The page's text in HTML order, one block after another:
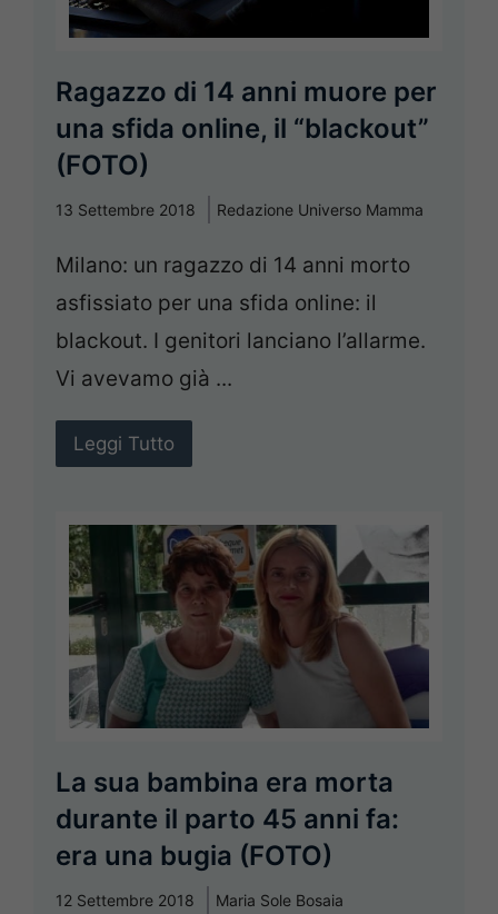
Ragazzo di 14 anni muore per
una sfida online, il “blackout”
(FOTO)
13 Settembre 2018 Redazione Universo Mamma
Milano: un ragazzo di 14 anni morto
asfissiato per una sfida online: il
blackout. I genitori lanciano l’allarme.
Vi avevamo già ...
Leggi Tutto
La sua bambina era morta
durante il parto 45 anni fa:
era una bugia (FOTO)
12 Settembre 2018 Maria Sole Bosaia